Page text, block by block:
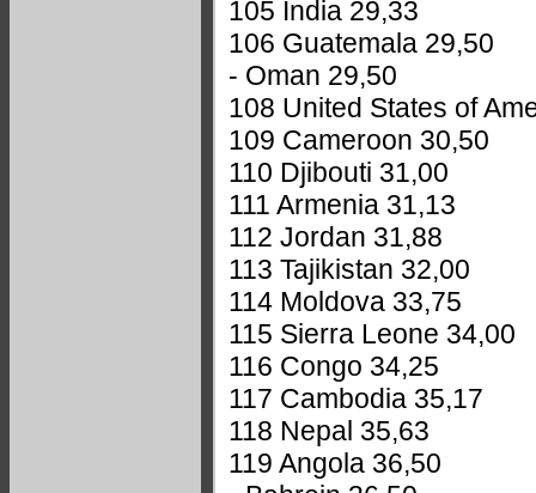
105 India 29,33
106 Guatemala 29,50
- Oman 29,50
108 United States of
109 Cameroon 30,50
110 Djibouti 31,00
111 Armenia 31,13
112 Jordan 31,88
113 Tajikistan 32,00
114 Moldova 33,75
115 Sierra Leone 34,00
116 Congo 34,25
117 Cambodia 35,17
118 Nepal 35,63
119 Angola 36,50